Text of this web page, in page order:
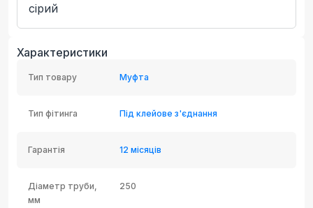
сірий
Характеристики
Тип товару Муфта
Тип фітинга Під клейове з'єднання
Гарантія 12 місяців
Діаметр труби,
мм
250